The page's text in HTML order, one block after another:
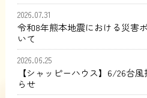
2026.07.31
令和8年熊本地震における災害
いて
2026.06.25
【シャッピーハウス】6/26台
らせ